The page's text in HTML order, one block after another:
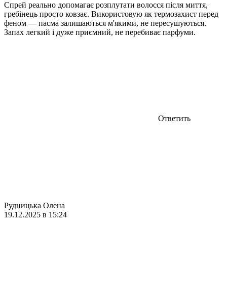
Спрей реально допомагає розплутати волосся після миття,
гребінець просто ковзає. Використовую як термозахист перед
феном — пасма залишаються м'якими, не пересушуються.
Запах легкий і дуже приємний, не перебиває парфуми.
Ответить
Рудницька Олена
19.12.2025 в 15:24